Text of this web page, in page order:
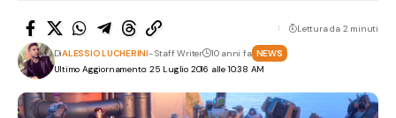
Ultimo Aggiornamento: 25 Luglio 2016 alle 10:38 AM
DiALESSIO LUCHERINI- Staff Writer 10 anni fa NEWS
Lettura da 2 minuti